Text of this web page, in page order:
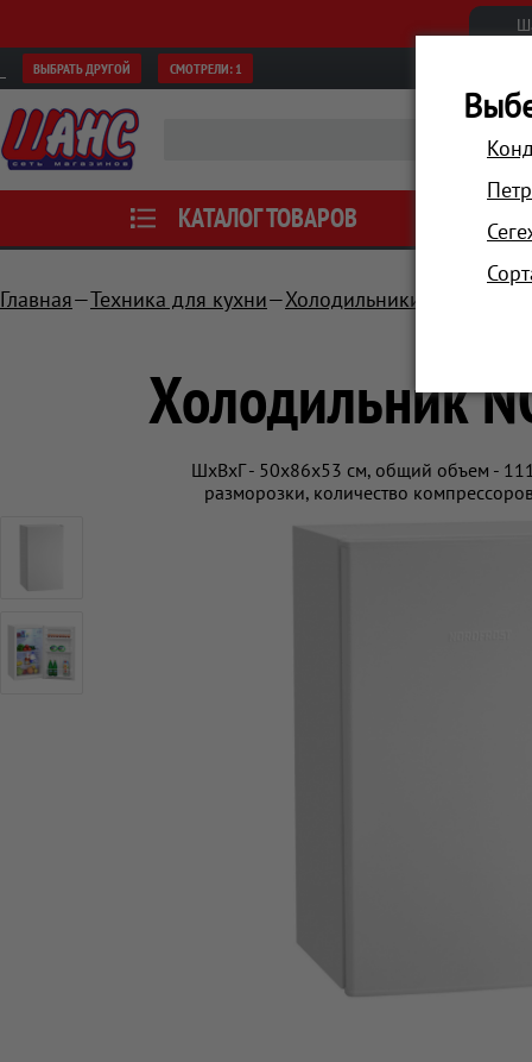
ВЫБРАТЬ ДРУГОЙ СМОТРЕЛИ: 1
КАТАЛОГ ТОВАРОВ АКЦИИ
Главная Техника для кухни Холодильники и
Холодильник
ШхВхГ - 50х86х53 см, общий объем - 111
разморозки, количество